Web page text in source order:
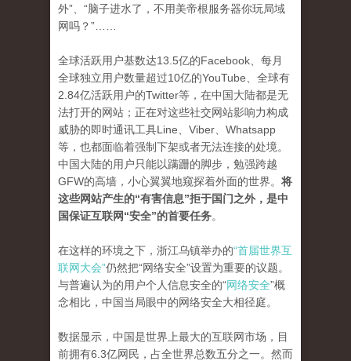
外”、“脑子进水了，不用美帝根服务器你玩局域
网吗？”……
全球活跃用户基数达13.5亿的Facebook、每月
全球独立用户数量超过10亿的YouTube、全球有
2.84亿活跃用户的Twitter等，在中国大陆都是无
法打开的网站；正在对这些社交网站影响力构成
威胁的即时通讯工具Line、Viber、Whatsapp
等，也都面临着强制下架或者无法连接的处境。
中国大陆的用户只能以蹒跚的脚步，勉强跨越
GFW的高墙，小心翼翼地窥探着外面的世界。 将
这些网站产生的“有害信息”拒于国门之外，是中
国保证互联网“安全”的首要任务。
在这样的环境之下，浙江乌镇举办的“首届世界互
联网大会”仍然把“网络安全”设置为重要的议题。
与普遍认为的用户个人信息安全的“网络安全”概
念相比，中国当局眼中的网络安全大相径庭。
数据显示，中国是世界上最大的互联网市场，目
前拥有6.3亿网民，占全世界总数五分之一。然而